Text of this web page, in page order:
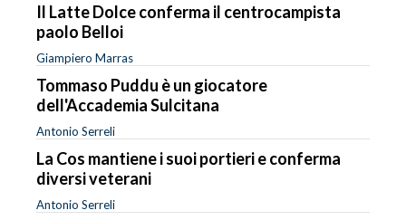
Il Latte Dolce conferma il centrocampista
paolo Belloi
Giampiero Marras
Tommaso Puddu è un giocatore
dell'Accademia Sulcitana
Antonio Serreli
La Cos mantiene i suoi portieri e conferma
diversi veterani
Antonio Serreli